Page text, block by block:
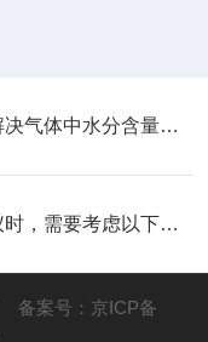
露点变送器DPT-810，解决气体中水分含量测量难题
在选择在线式防爆露点仪时，需要考虑以下几方面
备案号：京ICP备